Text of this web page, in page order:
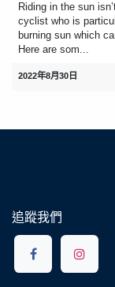
Riding in the sun
cyclist who is
burning sun which
Here are som...
2022年8月30日
追蹤我們